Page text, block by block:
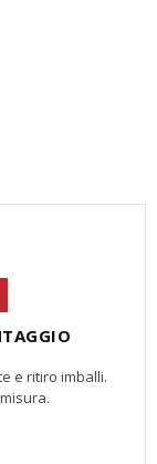
e ritiro imballi.